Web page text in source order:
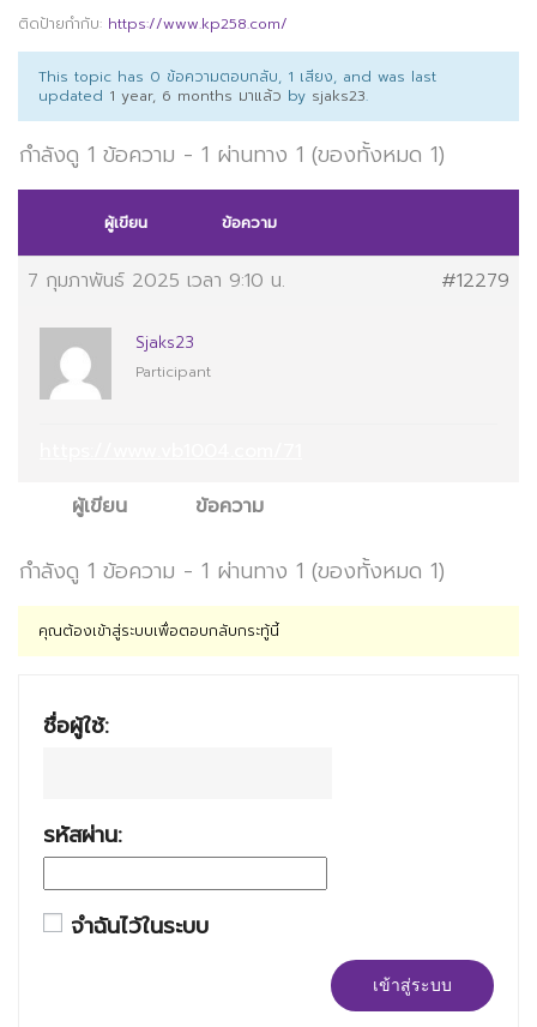
ติดป้ายกำกับ: https://www.kp258.com/
This topic has 0 ข้อความตอบกลับ, 1 เสียง, and was last
updated 1 year, 6 months มาแล้ว by sjaks23.
กำลังดู 1 ข้อความ - 1 ผ่านทาง 1 (ของทั้งหมด 1)
ผู้เขียน ข้อความ
7 กุมภาพันธ์ 2025 เวลา 9:10 น. #12279
Sjaks23
Participant
ผู้เขียน
ข้อความ
กำลังดู 1 ข้อความ - 1 ผ่านทาง 1 (ของทั้งหมด 1)
คุณต้องเข้าสู่ระบบเพื่อตอบกลับกระทู้นี้
ชื่อผู้ใช้:
รหัสผ่าน:
จำฉันไว้ในระบบ
เข้าสู่ระบบ